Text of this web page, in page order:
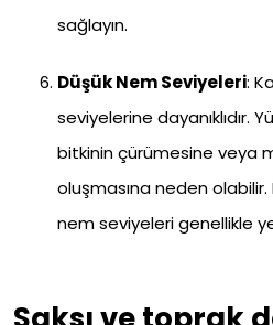
sağlayın.
Düşük Nem Seviyeleri:
seviyelerine dayanıklıdır.
bitkinin çürümesine veya
oluşmasına neden
nem seviyeleri genellikle